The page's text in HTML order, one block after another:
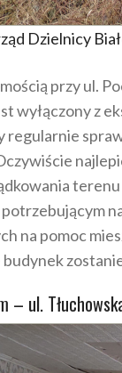
Dzielnicy
przy ul.
wyłączony z
regularnie
na pomoc
budynek
– ul.